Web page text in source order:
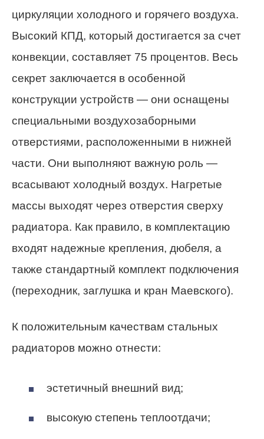
циркуляции холодного и горячего воздуха.
Высокий КПД, который достигается за счет
конвекции, составляет 75 процентов. Весь
секрет заключается в особенной
конструкции устройств — они оснащены
специальными воздухозаборными
отверстиями, расположенными в нижней
части. Они выполняют важную роль —
всасывают холодный воздух. Нагретые
массы выходят через отверстия сверху
радиатора. Как правило, в комплектацию
входят надежные крепления, дюбеля, а
также стандартный комплект подключения
(переходник, заглушка и кран Маевского).
К положительным качествам стальных
радиаторов можно отнести:
эстетичный внешний вид;
высокую степень теплоотдачи;